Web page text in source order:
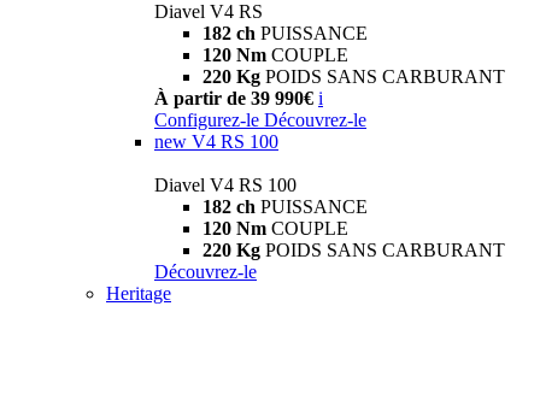
Diavel V4 RS
182 ch PUISSANCE
120 Nm COUPLE
220 Kg POIDS SANS CARBURANT
À partir de 39 990€ i
Configurez-le Découvrez-le
new V4 RS 100
Diavel V4 RS 100
182 ch PUISSANCE
120 Nm COUPLE
220 Kg POIDS SANS CARBURANT
Découvrez-le
Heritage